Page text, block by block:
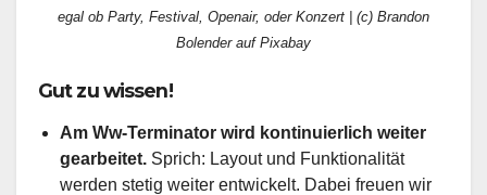
egal ob Party, Festival, Openair, oder Konzert | (c) Brandon
Bolender auf Pixabay
Gut zu wissen!
Am Ww-Terminator wird kontinuierlich weiter
gearbeitet. Sprich: Layout und Funktionalität
werden stetig weiter entwickelt. Dabei freuen wir